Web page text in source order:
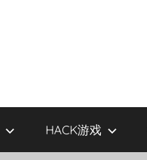
HACK游戏